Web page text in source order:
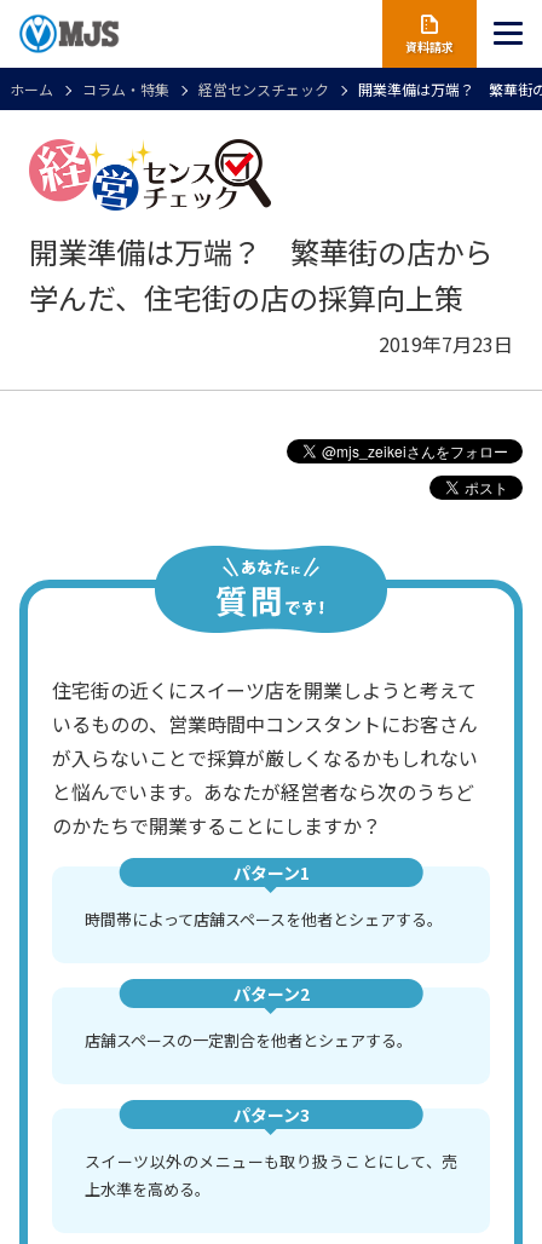
資料請求
ホーム コラム・特集 経営センスチェック 開業準備は万端？ 繁華街
開業準備は万端？ 繁華街の店から
学んだ、住宅街の店の採算向上策
2019年7月23日
住宅街の近くにスイーツ店を開業しようと考えて
いるものの、営業時間中コンスタントにお客さん
が入らないことで採算が厳しくなるかもしれない
と悩んでいます。あなたが経営者なら次のうちど
のかたちで開業することにしますか？
パターン1
時間帯によって店舗スペースを他者とシェアする。
パターン2
店舗スペースの一定割合を他者とシェアする。
パターン3
スイーツ以外のメニューも取り扱うことにして、売
上水準を高める。